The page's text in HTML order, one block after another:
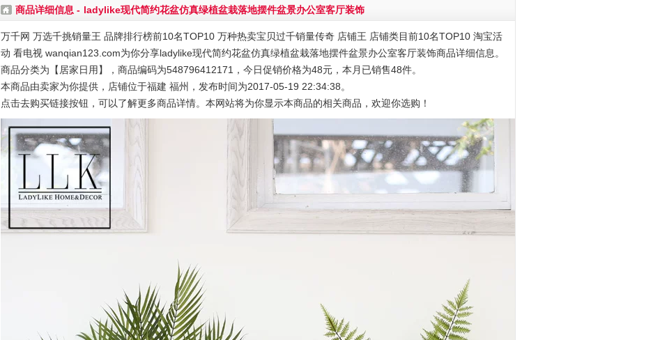
商品详细信息 - ladylike现代简约花盆仿真绿植盆栽落地摆件盆景办公室客厅装饰
万千网 万选千挑销量王 品牌排行榜前10名TOP10 万种热卖宝贝过千销量传奇 店铺王 店铺类目前10名TOP10 淘宝活
动 看电视 wanqian123.com为你分享ladylike现代简约花盆仿真绿植盆栽落地摆件盆景办公室客厅装饰商品详细信息。
商品分类为【居家日用】，商品编码为548796412171，今日促销价格为48元，本月已销售48件。
本商品由卖家为你提供，店铺位于福建 福州，发布时间为2017-05-19 22:34:38。
点击去购买链接按钮，可以了解更多商品详情。本网站将为你显示本商品的相关商品，欢迎你选购！